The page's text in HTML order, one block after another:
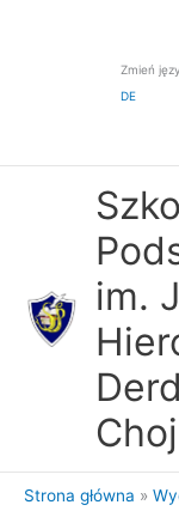
Zmień
DE
im.
Strona główna